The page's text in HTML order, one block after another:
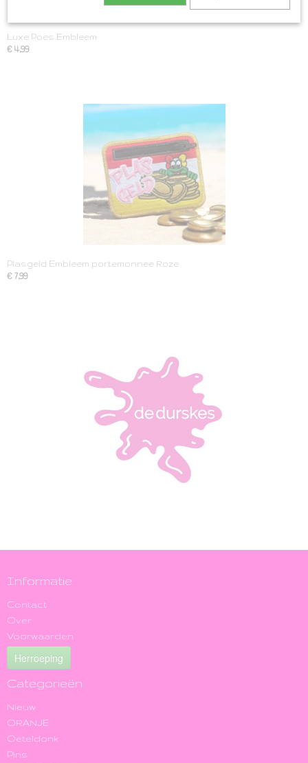
Luxe Poes Embleem
€ 4,99
Plasgeld Embleem portemonnee Roze
€ 7,99
Informatie
Contact
Over
Voorwaarden
Herroeping
Categorieën
Nieuw
ORANJE
Oeteldonk
Pins